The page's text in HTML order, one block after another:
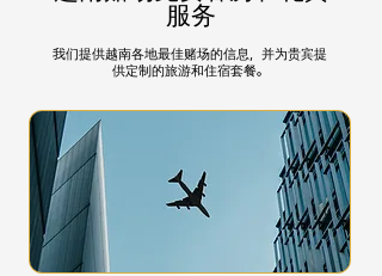
服务
我们提供越南各地最佳赌场的信息，并为贵宾提
供定制的旅游和住宿套餐。